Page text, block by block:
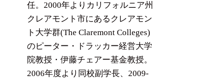
任。2000年よりカリフォルニア州
クレアモント市にあるクレアモン
ト大学群(The Claremont Colleges)
のピーター・ドラッカー経営大学
院教授・伊藤チェアー基金教授。
2006年度より同校副学長、2009-